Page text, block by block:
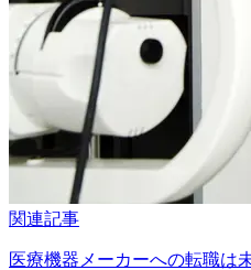
関連記事
医療機器メーカーへの転職は